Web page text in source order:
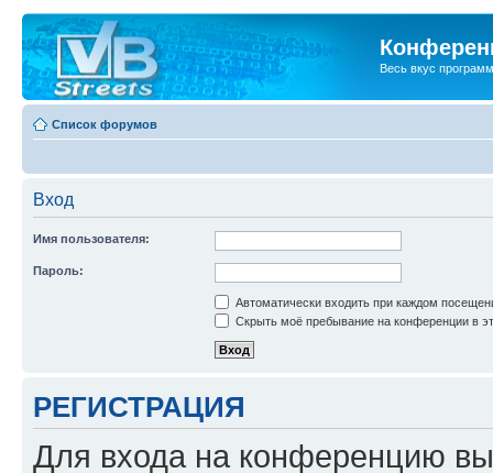
Весь вкус
Список форумов
Вход
Имя пользователя:
Пароль:
Автоматически входить при каждом
Скрыть моё пребывание на конференции в
РЕГИСТРАЦИЯ
Для входа на конференцию